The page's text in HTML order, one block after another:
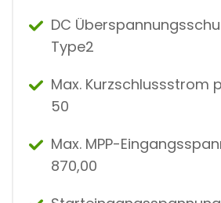
DC
Type2
Max. Kurzschlussstrom
50
Max. MPP-
870,00